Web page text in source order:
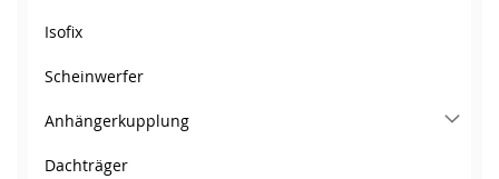
Isofix
Scheinwerfer
Anhängerkupplung
Dachträger